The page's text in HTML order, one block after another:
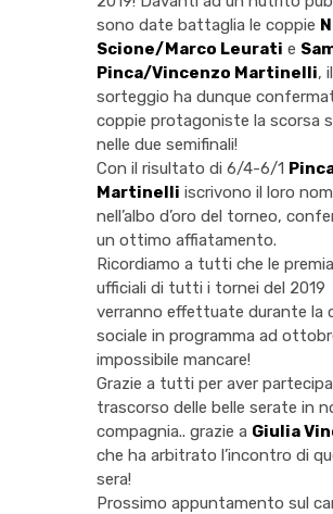
sono date battaglia le coppie
Scione/Marco Leurati e
Pinca/Vincenzo Martinelli, il
sorteggio ha dunque
coppie protagoniste la scorsa
nelle due semifinali!
Con il risultato di 6/4-6/1
Martinelli iscrivono il loro
nell’albo d’oro del torneo,
un ottimo affiatamento.
Ricordiamo a tutti che le
ufficiali di tutti i tornei del 2019
verranno effettuate durante la
sociale in programma ad
impossibile mancare!
Grazie a tutti per aver
trascorso delle belle serate in
compagnia.. grazie a Giulia
che ha arbitrato l’incontro di
sera!
Prossimo appuntamento sul